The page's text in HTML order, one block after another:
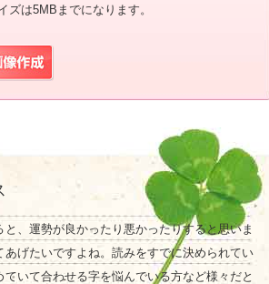
ズは5MBまでになります。
、運勢が良かったり悪かったりすると思いま
げたいですよね。読みをすでに決められてい
いて合わせる字を悩んでいる方など様々だと